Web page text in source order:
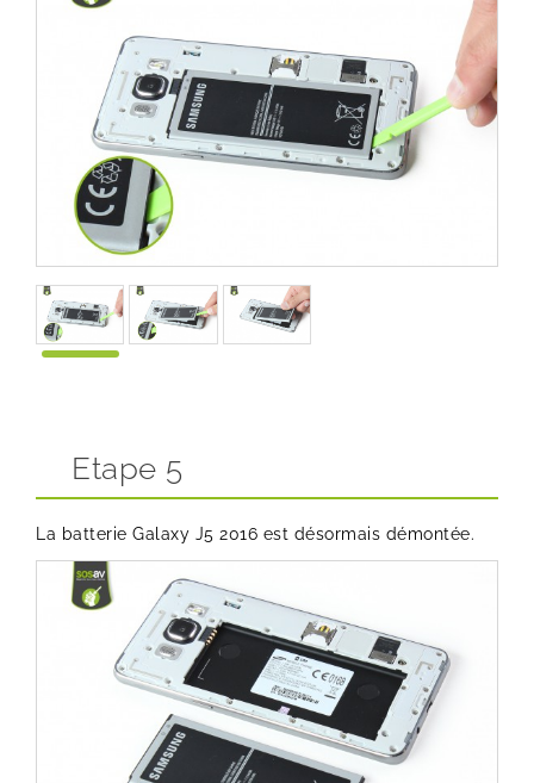
Etape 5
La batterie Galaxy J5 2016 est désormais démontée.